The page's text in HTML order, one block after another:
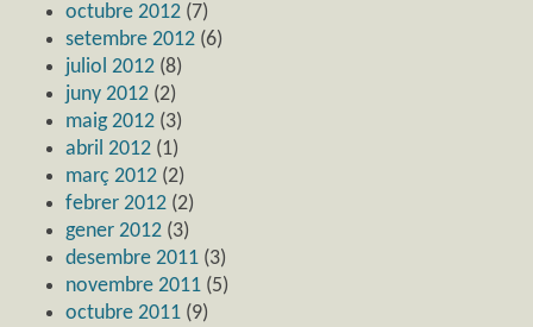
octubre 2012 (7)
setembre 2012 (6)
juliol 2012 (8)
juny 2012 (2)
maig 2012 (3)
abril 2012 (1)
març 2012 (2)
febrer 2012 (2)
gener 2012 (3)
desembre 2011 (3)
novembre 2011 (5)
octubre 2011 (9)